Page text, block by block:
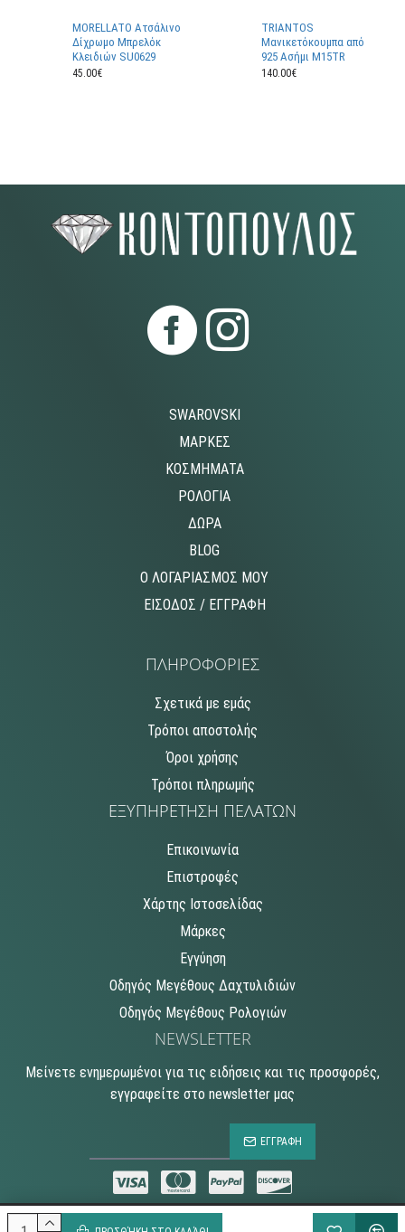
MORELLATO Ατσάλινο
Δίχρωμο Μπρελόκ
Κλειδιών SU0629
45.00€
TRIANTOS
Μανικετόκουμπα από
925 Ασήμι M15TR
140.00€
SWAROVSKI
ΜΑΡΚΕΣ
ΚΟΣΜΗΜΑΤΑ
ΡΟΛΟΓΙΑ
ΔΩΡΑ
BLOG
O ΛΟΓΑΡΙΑΣΜΟΣ MOY
ΕΙΣΟΔΟΣ / ΕΓΓΡΑΦΗ
ΠΛΗΡΟΦΟΡΙΕΣ
Σχετικά με εμάς
Τρόποι αποστολής
Όροι χρήσης
Τρόποι πληρωμής
ΕΞΥΠΗΡΕΤΗΣΗ ΠΕΛΑΤΩΝ
Επικοινωνία
Επιστροφές
Χάρτης Ιστοσελίδας
Μάρκες
Εγγύηση
Οδηγός Μεγέθους Δαχτυλιδιών
Οδηγός Μεγέθους Ρολογιών
NEWSLETTER
Μείνετε ενημερωμένοι για τις ειδήσεις και τις προσφορές,
εγγραφείτε στο newsletter μας
ΕΓΓΡΑΦΗ